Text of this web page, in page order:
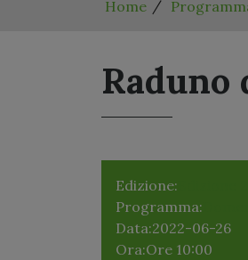
Home
Raduno
Edizione:
Programma:
Data:2022-06-26
Ora:Ore 10:00